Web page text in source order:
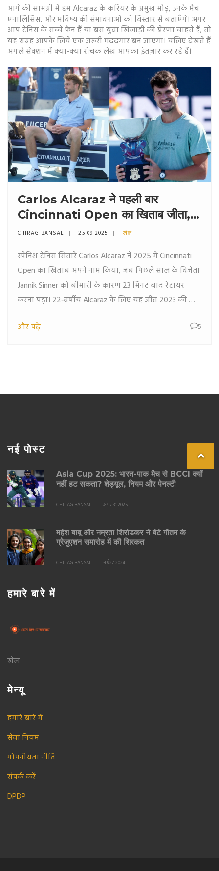
आगे की सामग्री में हम Alcaraz के करियर के प्रमुख मोड़, उनके मैच
एनालिसिस, और भविष्य की संभावनाओं को विस्तार से बताएँगे। अगर
आप टेनिस के सच्चे फैन हैं या बस युवा खिलाड़ी की प्रेरणा चाहते हैं, तो
यह संग्रह आपके लिये एक ज़रूरी मददगार बन जाएगा। चलिए देखते हैं
अगले सेक्शन में क्या-क्या रोचक लेख आपका इंतज़ार कर रहे हैं।
Carlos Alcaraz ने पहली बार
Cincinnati Open का खिताब जीता,
Sinner बीमारी से बाहर
CHIRAG BANSAL 25 09 2025 खेल
स्पेनिश टेनिस सितारे Carlos Alcaraz ने 2025 में Cincinnati
Open का खिताब अपने नाम किया, जब पिछले साल के विजेता
Jannik Sinner को बीमारी के कारण 23 मिनट बाद रेटायर
करना पड़ा। 22‑वर्षीय Alcaraz के लिए यह जीत 2023 की हार
और तेज‑इंटेंसिटी से बाहर हो गया। इस जीत से Alcaraz का
और पढ़ें 5
नई पोस्ट
Asia Cup 2025: भारत-पाक मैच से BCCI क्यों
नहीं हट सकता? शेड्यूल, नियम और पेनल्टी
CHIRAG BANSAL अग॰ 31 2025
महेश बाबू और नम्रता शिरोडकर ने बेटे गौतम के
ग्रेजुएशन समारोह में की शिरकत
CHIRAG BANSAL मई 27 2024
हमारे बारे में
खेल
मेन्यू
हमारे बारे में
सेवा नियम
गोपनीयता नीति
संपर्क करें
DPDP